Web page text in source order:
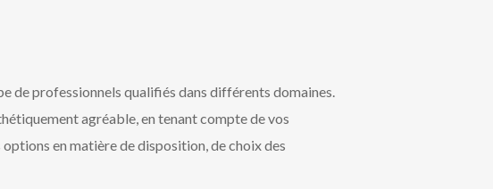
de professionnels qualifiés dans différents domaines.
agréable, en tenant compte de vos
en matière de disposition, de choix des